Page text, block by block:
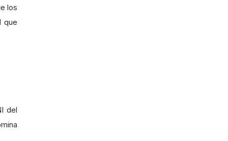
los
que
del